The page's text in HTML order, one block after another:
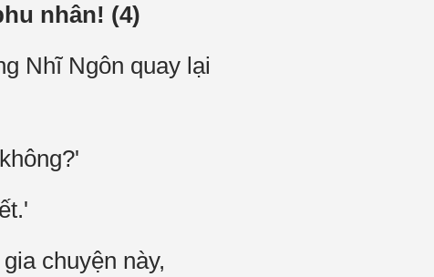
nhân! (4)
Nhĩ Ngôn quay lại
chuyện này,